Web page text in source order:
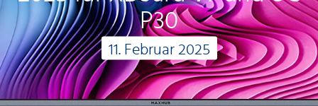
P30
11. Februar 2025